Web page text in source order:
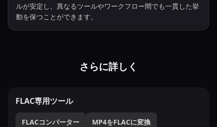
ルが安定し、異なるツールやワークフロー間でも一貫した挙
動を保つことができます。
さらに詳しく
FLAC専用ツール
FLACコンバーター MP4をFLACに変換